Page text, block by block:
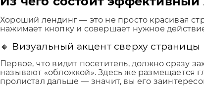
Хороший лендинг — это не просто красивая
нажимает кнопку и совершает нужное
🔸 Визуальный акцент сверху страницы
Первое, что видит посетитель, должно сразу
называют «обложкой». Здесь же размещается
пролистал дальше — значит, вы его